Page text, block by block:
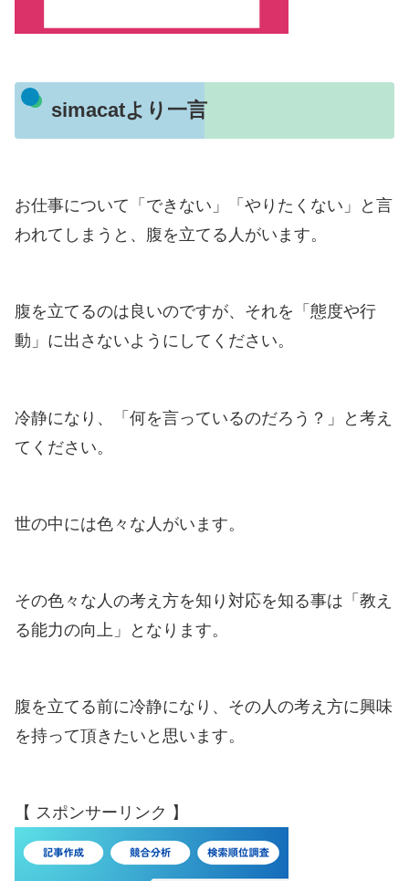
simacatより一言
お仕事について「できない」「やりたくない」と言
われてしまうと、腹を立てる人がいます。
腹を立てるのは良いのですが、それを「態度や行
動」に出さないようにしてください。
冷静になり、「何を言っているのだろう？」と考え
てください。
世の中には色々な人がいます。
その色々な人の考え方を知り対応を知る事は「教え
る能力の向上」となります。
腹を立てる前に冷静になり、その人の考え方に興味
を持って頂きたいと思います。
【 スポンサーリンク 】